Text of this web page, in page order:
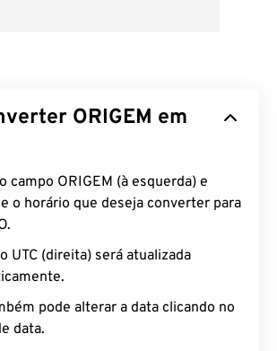
ORIGEM em
campo ORIGEM (à esquerda) e
o horário que deseja converter para
UTC (direita) será atualizada
pode alterar a data clicando no
data.